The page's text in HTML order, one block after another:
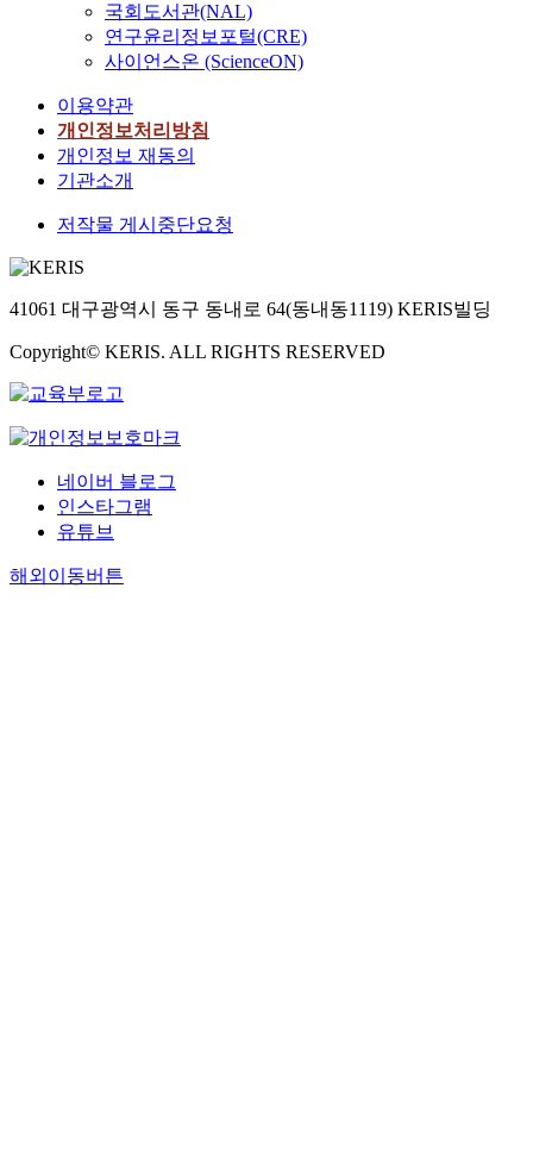
국회도서관(NAL)
연구윤리정보포털(CRE)
사이언스온 (ScienceON)
이용약관
개인정보처리방침
개인정보 재동의
기관소개
저작물 게시중단요청
41061 대구광역시 동구 동내로 64(동내동1119) KERIS빌딩
Copyright© KERIS. ALL RIGHTS RESERVED
네이버 블로그
인스타그램
유튜브
해외이동버튼